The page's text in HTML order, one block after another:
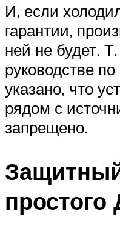
И, если
гарантии,
ней не будет.
руководстве
указано, что
рядом с
запрещено.